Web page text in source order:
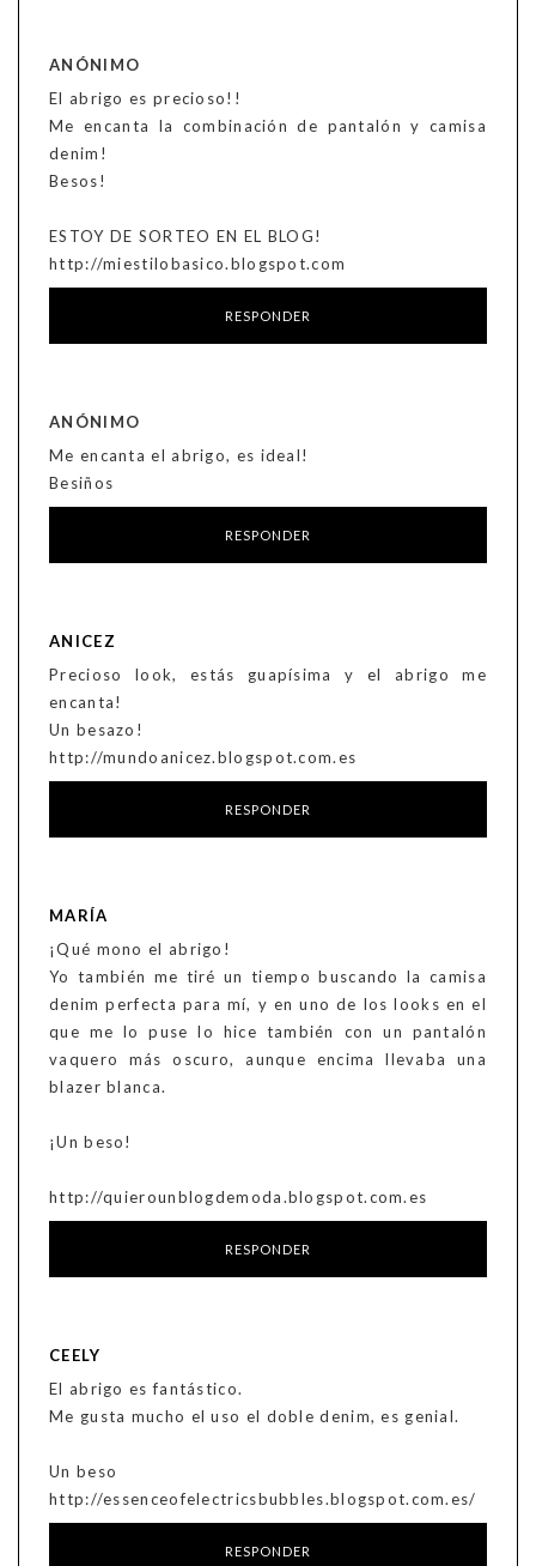
ANÓNIMO
El abrigo es precioso!!
Me encanta la combinación de pantalón y camisa
denim!
Besos!
ESTOY DE SORTEO EN EL BLOG!
http://miestilobasico.blogspot.com
RESPONDER
ANÓNIMO
Me encanta el abrigo, es ideal!
Besiños
RESPONDER
ANICEZ
Precioso look, estás guapísima y el abrigo me
encanta!
Un besazo!
http://mundoanicez.blogspot.com.es
RESPONDER
MARÍA
¡Qué mono el abrigo!
Yo también me tiré un tiempo buscando la camisa
denim perfecta para mí, y en uno de los looks en el
que me lo puse lo hice también con un pantalón
vaquero más oscuro, aunque encima llevaba una
blazer blanca.
¡Un beso!
http://quierounblogdemoda.blogspot.com.es
RESPONDER
CEELY
El abrigo es fantástico.
Me gusta mucho el uso el doble denim, es genial.
Un beso
http://essenceofelectricsbubbles.blogspot.com.es/
RESPONDER